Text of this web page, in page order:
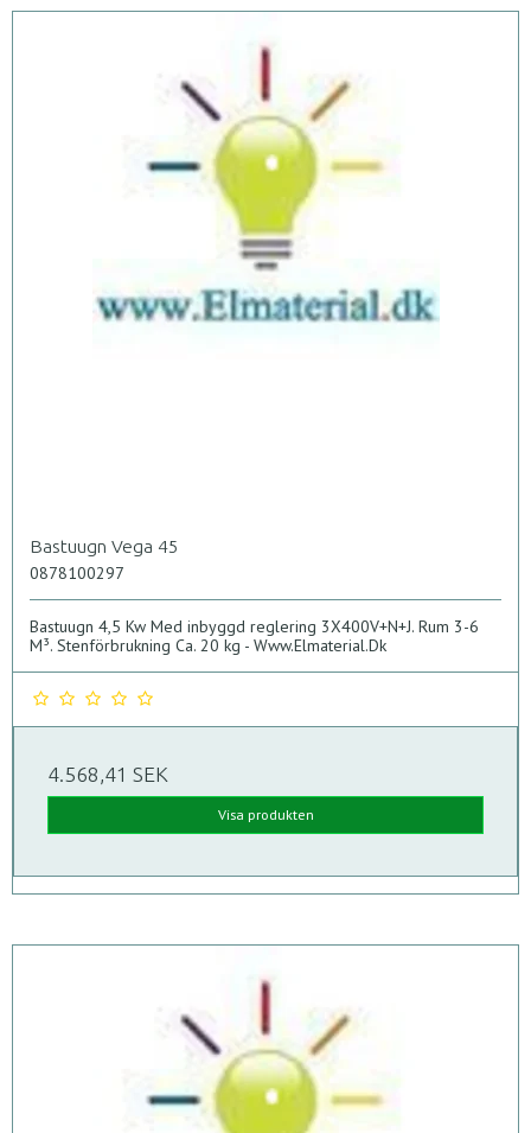
Bastuugn Vega 45
0878100297
Bastuugn 4,5 Kw Med inbyggd reglering 3X400V+N+J. Rum 3-6
M³. Stenförbrukning Ca. 20 kg - Www.Elmaterial.Dk
4.568,41 SEK
Visa produkten